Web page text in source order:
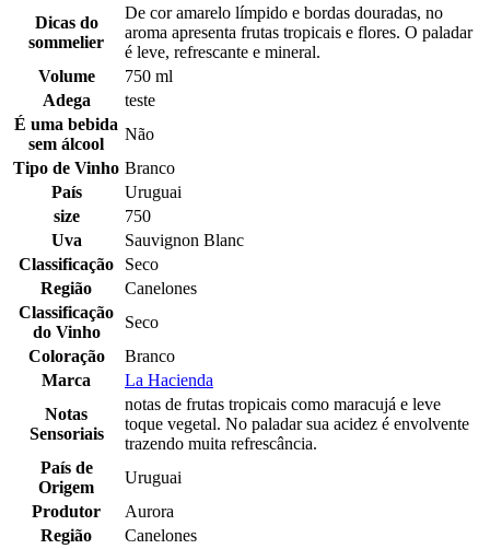
Dicas do
sommelier
De cor amarelo límpido e bordas douradas, no
aroma apresenta frutas tropicais e flores. O paladar
é leve, refrescante e mineral.
Volume
750 ml
Adega
teste
É uma bebida
sem álcool
Não
Tipo de Vinho Branco
País
Uruguai
size
750
Uva
Sauvignon Blanc
Classificação
Seco
Região
Canelones
Classificação
do Vinho
Seco
Coloração
Branco
Marca
La Hacienda
Notas
Sensoriais
notas de frutas tropicais como maracujá e leve
toque vegetal. No paladar sua acidez é envolvente
trazendo muita refrescância.
País de
Origem
Uruguai
Produtor
Aurora
Região
Canelones